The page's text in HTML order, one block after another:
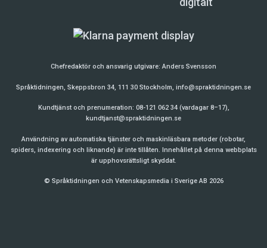
Chefredaktör och ansvarig utgivare:Anders Svensson
Språktidningen, Skeppsbron 34, 111 30 Stockholm, info@spraktidningen.se
Kundtjänst och prenumeration: 08-121 062 34 (vardagar 8–17),
kundtjanst@spraktidningen.se
Användning av automatiska tjänster och maskinläsbara metoder (robotar,
spiders, indexering och liknande) är inte tillåten. Innehållet på denna webbplats
är upphovsrättsligt skyddat.
© Språktidningen och Vetenskapsmedia i Sverige AB 2026